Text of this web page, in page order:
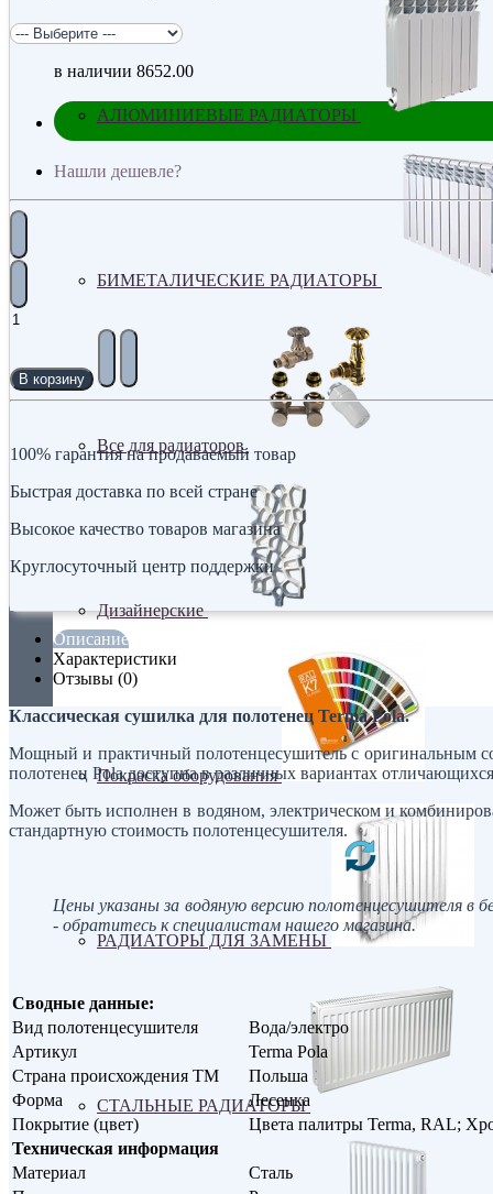
АЛЮМИНИЕВЫЕ РАДИАТОРЫ
БИМЕТАЛИЧЕСКИЕ РАДИАТОРЫ
Все для радиаторов
Дизайнерские
Покраска оборудования
РАДИАТОРЫ ДЛЯ ЗАМЕНЫ
СТАЛЬНЫЕ РАДИАТОРЫ
в наличии 8652.00
Нашли дешевле?
В корзину
100% гарантия на продаваемый товар
Быстрая доставка по всей стране
Высокое качество товаров магазина
Круглосуточный центр поддержки
Описание
Характеристики
Отзывы (0)
Классическая сушилка для полотенец Terma Pola.
Мощный и практичный полотенцесушитель с оригинальным
полотенец Pola доступна в различных вариантах
Может быть исполнен в водяном, электрическом и
стандартную стоимость полотенцесушителя.
Цены указаны за водяную версию полотенцесушителя в
- обратитесь к специалистам нашего магазина.
Сводные данные:
Вид полотенцесушителя
Вода/электро
Артикул
Terma Pola
Страна происхождения ТМ
Польша
Форма
Лесенка
Покрытие (цвет)
Цвета палитры Terma, RAL;
Техническая информация
Материал
Сталь